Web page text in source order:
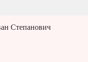
Степанович